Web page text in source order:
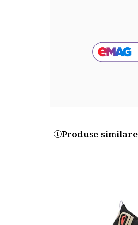
Produse similare